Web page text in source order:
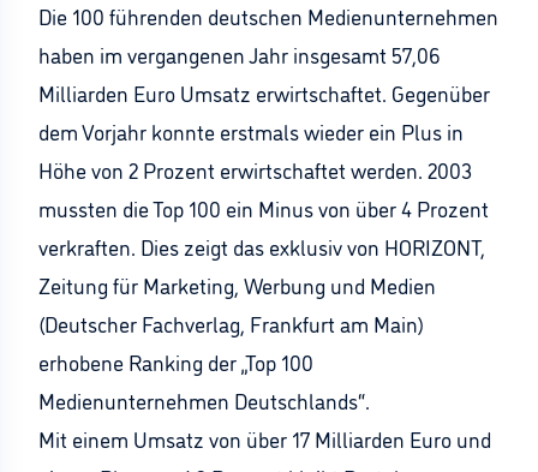
Die 100 führenden deutschen Medienunternehmen
haben im vergangenen Jahr insgesamt 57,06
Milliarden Euro Umsatz erwirtschaftet. Gegenüber
dem Vorjahr konnte erstmals wieder ein Plus in
Höhe von 2 Prozent erwirtschaftet werden. 2003
mussten die Top 100 ein Minus von über 4 Prozent
verkraften. Dies zeigt das exklusiv von HORIZONT,
Zeitung für Marketing, Werbung und Medien
(Deutscher Fachverlag, Frankfurt am Main)
erhobene Ranking der „Top 100
Medienunternehmen Deutschlands“.
Mit einem Umsatz von über 17 Milliarden Euro und